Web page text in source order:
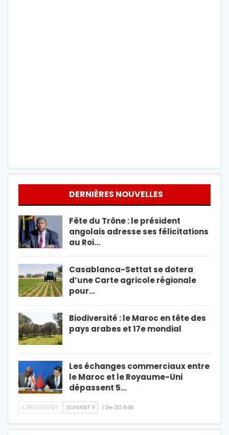
DERNIÈRES NOUVELLES
Fête du Trône : le président
angolais adresse ses félicitations
au Roi…
Casablanca-Settat se dotera
d’une Carte agricole régionale
pour…
Biodiversité : le Maroc en tête des
pays arabes et 17e mondial
Les échanges commerciaux entre
le Maroc et le Royaume-Uni
dépassent 5…
PRÉCÉDENT SUIVANT 1 De 30 845